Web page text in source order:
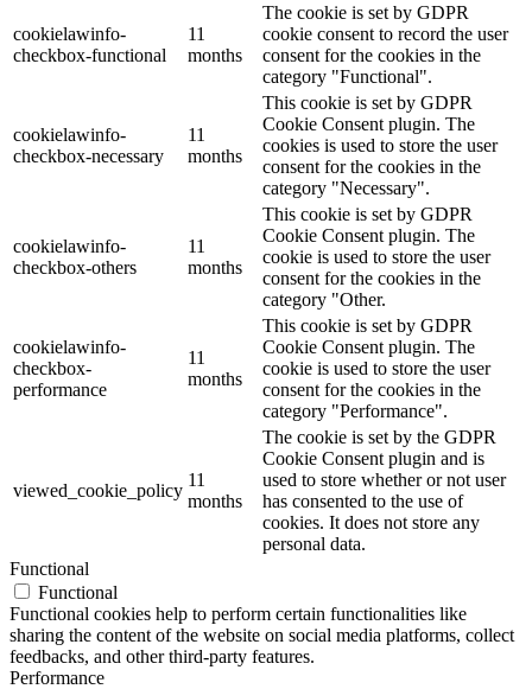
cookielawinfo-
checkbox-functional
11
months
The cookie is set by GDPR
cookie consent to record the user
consent for the cookies in the
category "Functional".
cookielawinfo-
checkbox-necessary
11
months
This cookie is set by GDPR
Cookie Consent plugin. The
cookies is used to store the user
consent for the cookies in the
category "Necessary".
cookielawinfo-
checkbox-others
11
months
This cookie is set by GDPR
Cookie Consent plugin. The
cookie is used to store the user
consent for the cookies in the
category "Other.
cookielawinfo-
checkbox-
performance
11
months
This cookie is set by GDPR
Cookie Consent plugin. The
cookie is used to store the user
consent for the cookies in the
category "Performance".
viewed_cookie_policy
11
months
The cookie is set by the GDPR
Cookie Consent plugin and is
used to store whether or not user
has consented to the use of
cookies. It does not store any
personal data.
Functional
Functional
Functional cookies help to perform certain functionalities like
sharing the content of the website on social media platforms, collect
feedbacks, and other third-party features.
Performance